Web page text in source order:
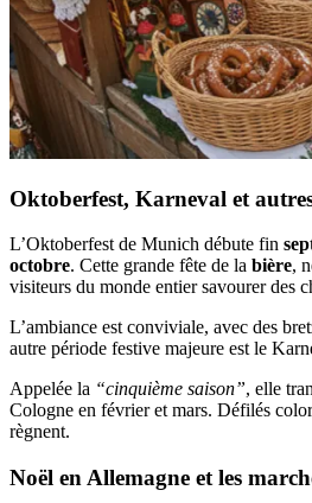
Oktoberfest, Karneval et
L’Oktoberfest de Munich débute fin
octobre. Cette grande fête de la bière,
visiteurs du monde entier savourer des
L’ambiance est conviviale, avec des
autre période festive majeure est le
Appelée la “cinquième saison”, elle
Cologne en février et mars. Défilés
règnent.
Noël en Allemagne et les